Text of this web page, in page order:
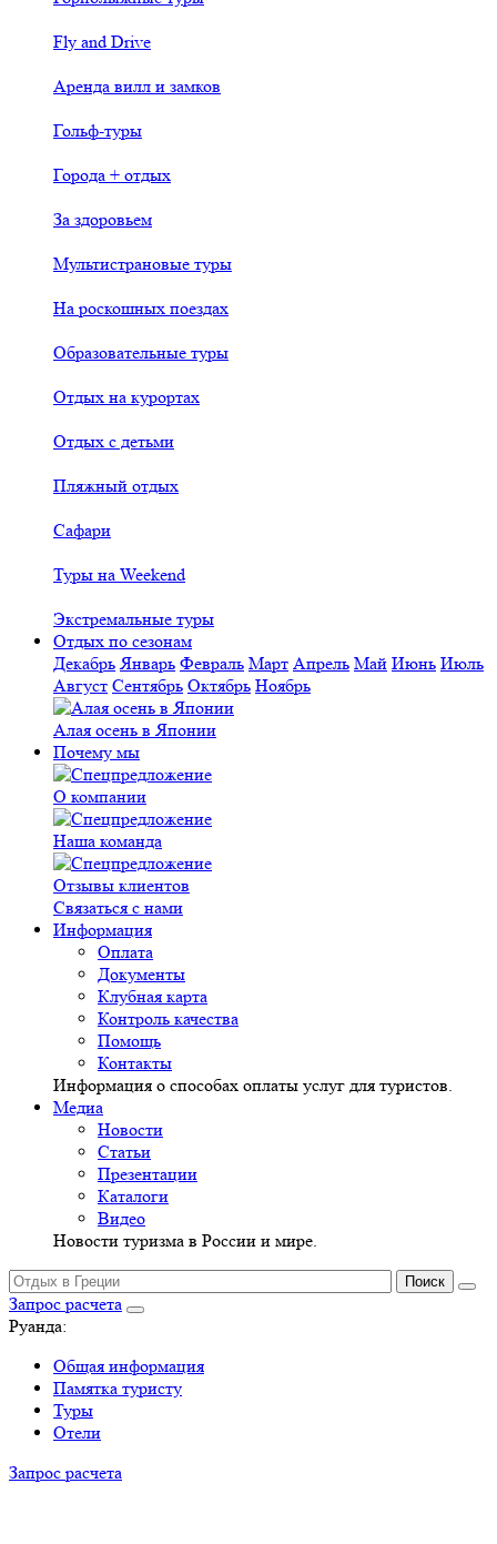
Fly and Drive
Аренда вилл и замков
Гольф-туры
Города + отдых
За здоровьем
Мультистрановые туры
На роскошных поездах
Образовательные туры
Отдых на курортах
Отдых с детьми
Пляжный отдых
Сафари
Туры на Weekend
Экстремальные туры
Отдых по сезонам
Декабрь Январь Февраль Март Апрель Май Июнь Июль
Август Сентябрь Октябрь Ноябрь
Алая осень в Японии
Почему мы
О компании
Наша команда
Отзывы клиентов
Связаться с нами
Информация
Оплата
Документы
Клубная карта
Контроль качества
Помощь
Контакты
Информация о способах оплаты услуг для туристов.
Медиа
Новости
Статьи
Презентации
Каталоги
Видео
Новости туризма в России и мире.
Запрос расчета
Руанда:
Общая информация
Памятка туристу
Туры
Отели
Запрос расчета